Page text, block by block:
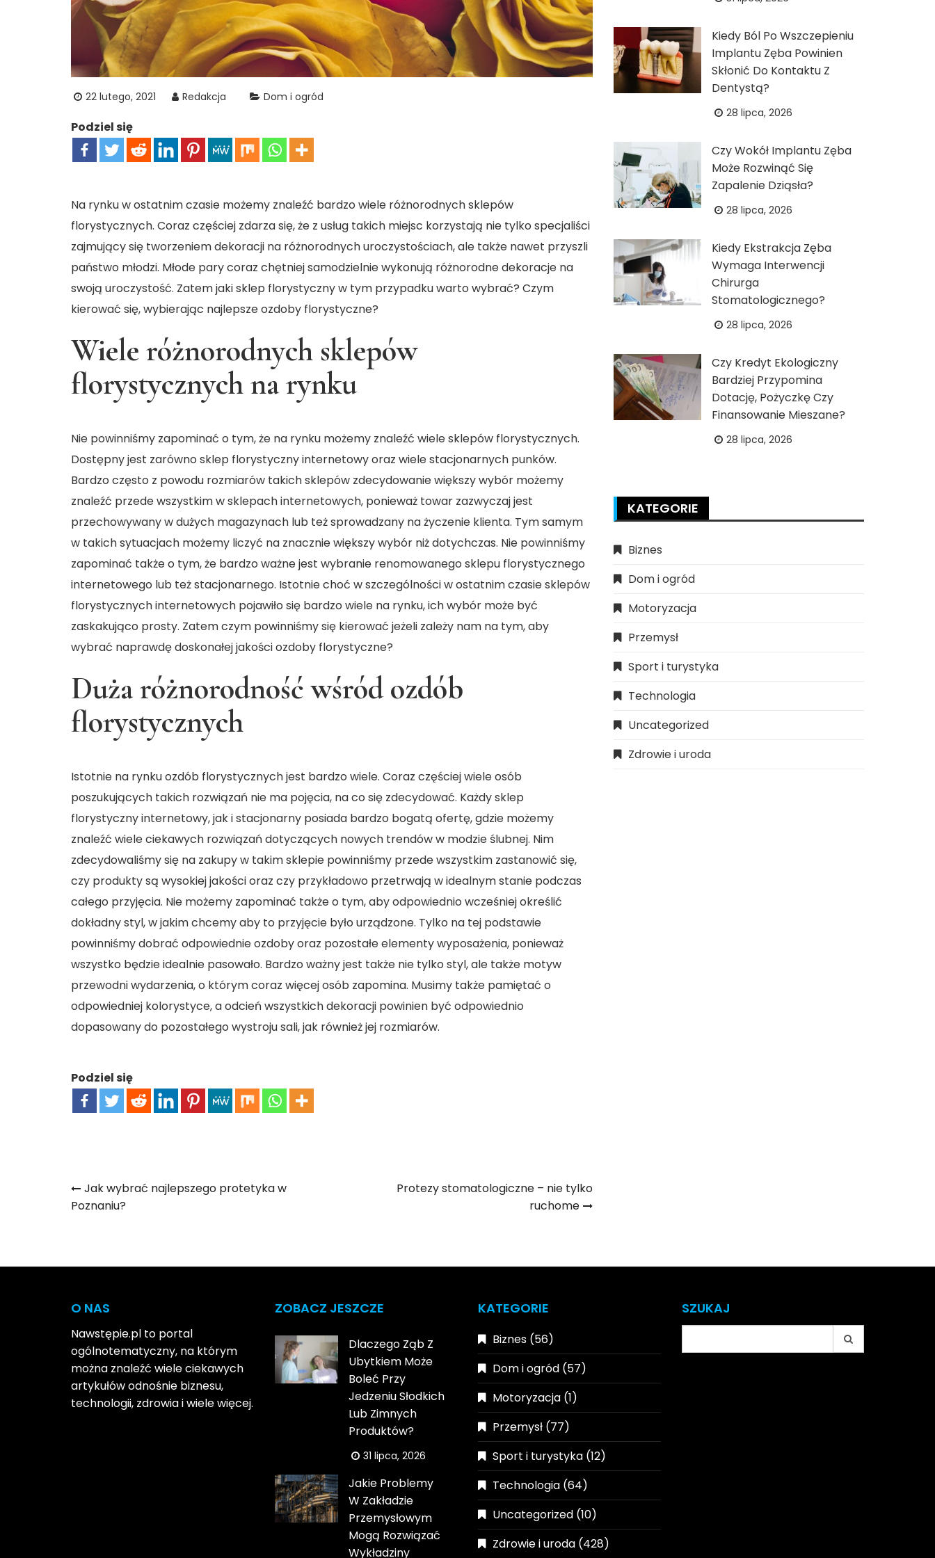
22 lutego, 2021 Redakcja Dom i ogród
Podziel się
Na rynku w ostatnim czasie możemy znaleźć bardzo wiele różnorodnych sklepów
florystycznych. Coraz częściej zdarza się, że z usług takich miejsc korzystają nie tylko specjaliści
zajmujący się tworzeniem dekoracji na różnorodnych uroczystościach, ale także nawet przyszli
państwo młodzi. Młode pary coraz chętniej samodzielnie wykonują różnorodne dekoracje na
swoją uroczystość. Zatem jaki sklep florystyczny w tym przypadku warto wybrać? Czym
kierować się, wybierając najlepsze ozdoby florystyczne?
Wiele różnorodnych sklepów
florystycznych na rynku
Nie powinniśmy zapominać o tym, że na rynku możemy znaleźć wiele sklepów florystycznych.
Dostępny jest zarówno sklep florystyczny internetowy oraz wiele stacjonarnych punków.
Bardzo często z powodu rozmiarów takich sklepów zdecydowanie większy wybór możemy
znaleźć przede wszystkim w sklepach internetowych, ponieważ towar zazwyczaj jest
przechowywany w dużych magazynach lub też sprowadzany na życzenie klienta. Tym samym
w takich sytuacjach możemy liczyć na znacznie większy wybór niż dotychczas. Nie powinniśmy
zapominać także o tym, że bardzo ważne jest wybranie renomowanego sklepu florystycznego
internetowego lub też stacjonarnego. Istotnie choć w szczególności w ostatnim czasie sklepów
florystycznych internetowych pojawiło się bardzo wiele na rynku, ich wybór może być
zaskakująco prosty. Zatem czym powinniśmy się kierować jeżeli zależy nam na tym, aby
wybrać naprawdę doskonałej jakościozdoby florystyczne?
Duża różnorodność wśród ozdób
florystycznych
Istotnie na rynku ozdób florystycznych jest bardzo wiele. Coraz częściej wiele osób
poszukujących takich rozwiązań nie ma pojęcia, na co się zdecydować. Każdy sklep
florystyczny internetowy, jak i stacjonarny posiada bardzo bogatą ofertę, gdzie możemy
znaleźć wiele ciekawych rozwiązań dotyczących nowych trendów w modzie ślubnej. Nim
zdecydowaliśmy się na zakupy w takim sklepie powinniśmy przede wszystkim zastanowić się,
czy produkty są wysokiej jakości oraz czy przykładowo przetrwają w idealnym stanie podczas
całego przyjęcia. Nie możemy zapominać także o tym, aby odpowiednio wcześniej określić
dokładny styl, w jakim chcemy aby to przyjęcie było urządzone. Tylko na tej podstawie
powinniśmy dobrać odpowiednie ozdoby oraz pozostałe elementy wyposażenia, ponieważ
wszystko będzie idealnie pasowało. Bardzo ważny jest także nie tylko styl, ale także motyw
przewodni wydarzenia, o którym coraz więcej osób zapomina. Musimy także pamiętać o
odpowiedniej kolorystyce, a odcień wszystkich dekoracji powinien być odpowiednio
dopasowany do pozostałego wystroju sali, jak również jej rozmiarów.
Podziel się
Nawigacja
Jak wybrać najlepszego protetyka w
Poznaniu?
Protezy stomatologiczne – nie tylko
ruchome
Kiedy Ból Po Wszczepieniu
Implantu Zęba Powinien
Skłonić Do Kontaktu Z
Dentystą?
28 lipca, 2026
Czy Wokół Implantu Zęba
Może Rozwinąć Się
Zapalenie Dziąsła?
28 lipca, 2026
Kiedy Ekstrakcja Zęba
Wymaga Interwencji
Chirurga
Stomatologicznego?
28 lipca, 2026
Czy Kredyt Ekologiczny
Bardziej Przypomina
Dotację, Pożyczkę Czy
Finansowanie Mieszane?
28 lipca, 2026
KATEGORIE
Biznes
Dom i ogród
Motoryzacja
Przemysł
Sport i turystyka
Technologia
Uncategorized
Zdrowie i uroda
O NAS
Nawstępie.pl to portal
ogólnotematyczny, na którym
można znaleźć wiele ciekawych
artykułów odnośnie biznesu,
technologii, zdrowia i wiele więcej.
ZOBACZ JESZCZE
Dlaczego Ząb Z
Ubytkiem Może
Boleć Przy
Jedzeniu Słodkich
Lub Zimnych
Produktów?
31 lipca, 2026
Jakie Problemy
W Zakładzie
Przemysłowym
Mogą Rozwiązać
Wykładziny
KATEGORIE
Biznes (56)
Dom i ogród (57)
Motoryzacja (1)
Przemysł (77)
Sport i turystyka (12)
Technologia (64)
Uncategorized (10)
Zdrowie i uroda (428)
SZUKAJ
for: